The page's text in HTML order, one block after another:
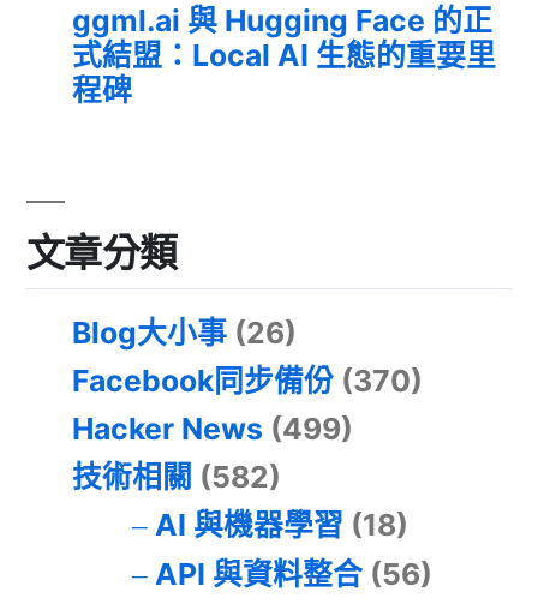
ggml.ai 與 Hugging Face 的正
式結盟：Local AI 生態的重要里
程碑
文章分類
Blog大小事 (26)
Facebook同步備份 (370)
Hacker News (499)
技術相關 (582)
AI 與機器學習 (18)
API 與資料整合(56)